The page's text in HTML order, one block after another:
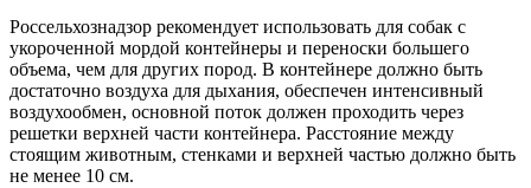
Россельхознадзор рекомендует использовать для собак с
укороченной мордой контейнеры и переноски большего
объема, чем для других пород. В контейнере должно быть
достаточно воздуха для дыхания, обеспечен интенсивный
воздухообмен, основной поток должен проходить через
решетки верхней части контейнера. Расстояние между
стоящим животным, стенками и верхней частью должно быть
не менее 10 см.